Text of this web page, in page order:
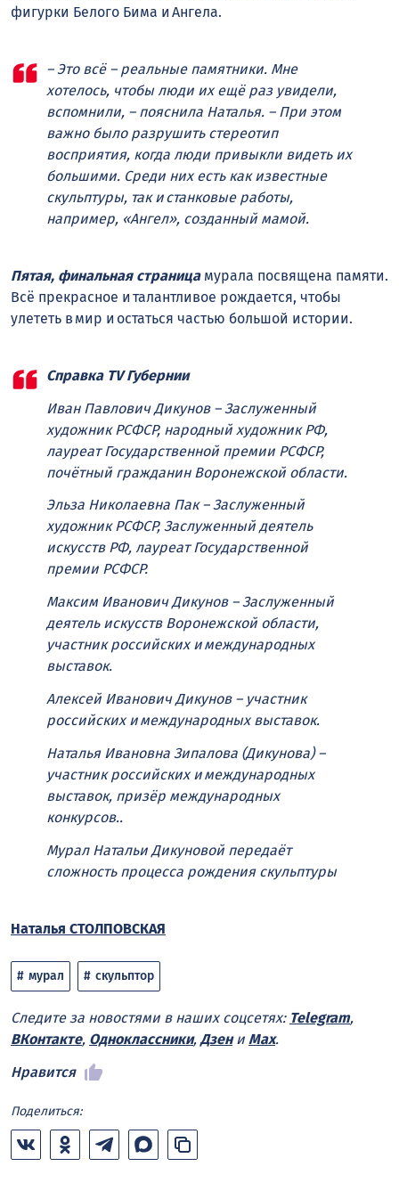
фигурки Белого Бима и Ангела.
– Это всё – реальные памятники. Мне
хотелось, чтобы люди их ещё раз увидели,
вспомнили, – пояснила Наталья. – При этом
важно было разрушить стереотип
восприятия, когда люди привыкли видеть их
большими. Среди них есть как известные
скульптуры, так и станковые работы,
например, «Ангел», созданный мамой.
Пятая, финальная страницамурала посвящена памяти.
Всё прекрасное и талантливое рождается, чтобы
улететь в мир и остаться частью большой истории.
Справка TV Губернии
Иван Павлович Дикунов – Заслуженный
художник РСФСР, народный художник РФ,
лауреат Государственной премии РСФСР,
почётный гражданин Воронежской области.
Эльза Николаевна Пак – Заслуженный
художник РСФСР, Заслуженный деятель
искусств РФ, лауреат Государственной
премии РСФСР.
Максим Иванович Дикунов – Заслуженный
деятель искусств Воронежской области,
участник российских и международных
выставок.
Алексей Иванович Дикунов – участник
российских и международных выставок.
Наталья Ивановна Зипалова (Дикунова) –
участник российских и международных
выставок, призёр международных
конкурсов..
Мурал Натальи Дикуновой передаёт
сложность процесса рождения скульптуры
Наталья СТОЛПОВСКАЯ
мурал скульптор
Следите за новостями в наших соцсетях: Telegram,
ВКонтакте, Одноклассники, Дзени Max.
Нравится
Поделиться: